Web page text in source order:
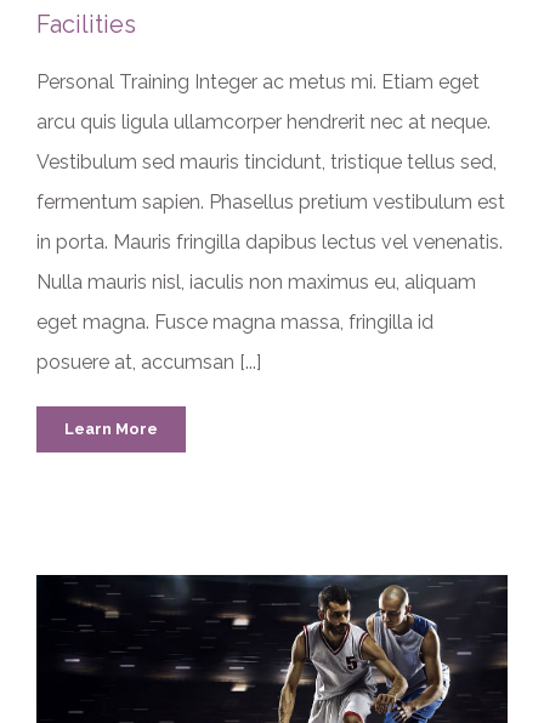
Facilities
Personal Training Integer ac metus mi. Etiam eget
arcu quis ligula ullamcorper hendrerit nec at neque.
Vestibulum sed mauris tincidunt, tristique tellus sed,
fermentum sapien. Phasellus pretium vestibulum est
in porta. Mauris fringilla dapibus lectus vel venenatis.
Nulla mauris nisl, iaculis non maximus eu, aliquam
eget magna. Fusce magna massa, fringilla id
posuere at, accumsan [...]
Learn More